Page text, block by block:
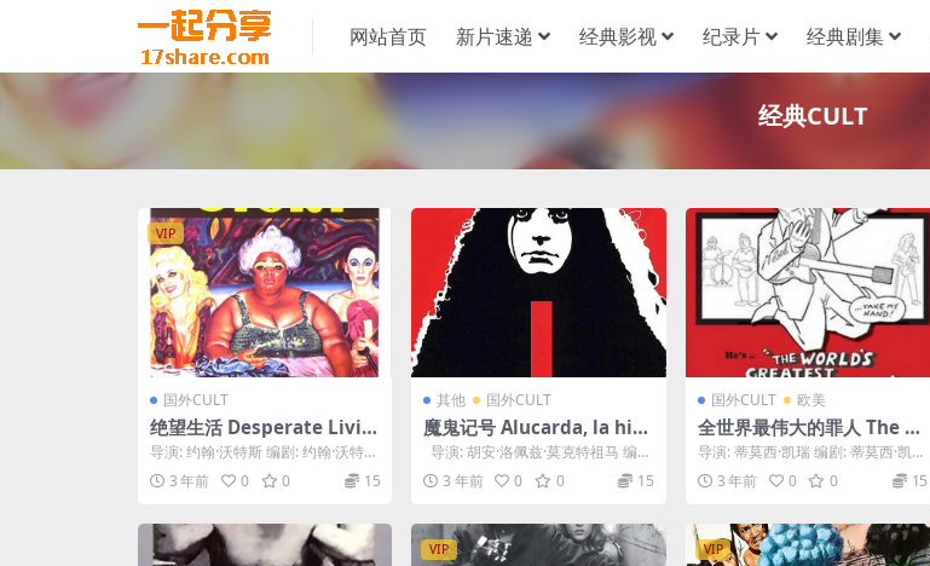
网站首页 新片速递 经典影视 纪录片 经典剧集
经典CULT
VIP
国外CULT
绝望生活 Desperate Livin
g (1977)
导演: 约翰·沃特斯 编剧: 约翰·沃特斯
主演: 伊迪丝·梅西 / Mink ...
3 年前 0 0 15
其他 国外CULT
魔鬼记号 Alucarda, la hija
de las tinieblas (1977)
导演: 胡安·洛佩兹·莫克特祖马 编
剧: Alexis Arroy...
3 年前 0 0 15
国外CULT 欧美
全世界最伟大的罪人 The W
orld’s Greatest Sinner (1
962)
导演: 蒂莫西·凯瑞 编剧: 蒂莫西·凯瑞
主演: 蒂莫西·凯瑞 类型: 剧情 ...
3 年前 0 0 15
VIP VIP